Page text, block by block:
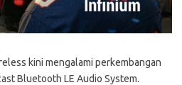
kini mengalami perkembangan
Bluetooth LE Audio System.